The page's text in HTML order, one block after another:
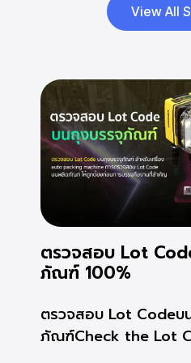
View All
ตรวจสอบ Lot
ภัณฑ์ 100%
ตรวจสอบ Lot Codeบ
ภัณฑ์Check the Lot